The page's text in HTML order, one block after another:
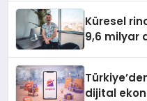
Küresel
9,6 milyar
dijital